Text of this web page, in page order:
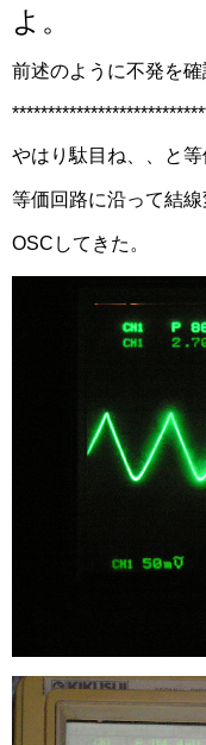
よ。
前述のように不発を確
やはり駄目ね、、と等
等価回路に沿って結線
OSCしてきた。